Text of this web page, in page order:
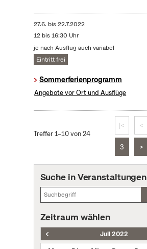
27.6. bis22.7.2022
12 bis 16:30 Uhr
je nach Ausflug auch variabel
Eintritt frei
Sommerferienprogramm
Angebote vor Ort und Ausflüge
Treffer 1–10 von 24
|< <
3 >
Suche in Veranstaltungen
Zeitraum wählen
Juli 2022